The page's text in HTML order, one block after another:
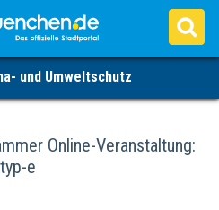
und Umweltschutz
Online-Veranstaltung:
e